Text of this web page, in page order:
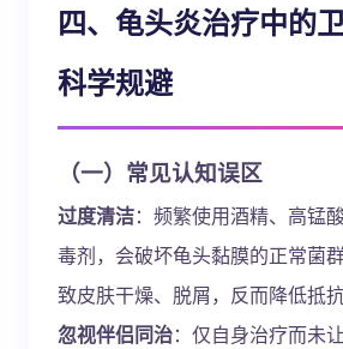
四、龟头炎治疗中的
科学规避
（一）常见认知误区
过度清洁：频繁使用酒精、高锰
毒剂，会破坏龟头黏膜的正常菌
致皮肤干燥、脱屑，反而降低抵抗
忽视伴侣同治：仅自身治疗而未